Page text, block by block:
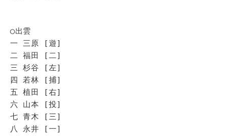
◯出雲
一 三原 [遊]
二 福田 [二]
三 杉谷 [左]
四 若林 [捕]
五 植田 [右]
六 山本 [投]
七 青木 [三]
八 永井 [一]